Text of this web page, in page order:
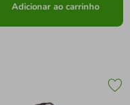
Adicionar ao carrinho